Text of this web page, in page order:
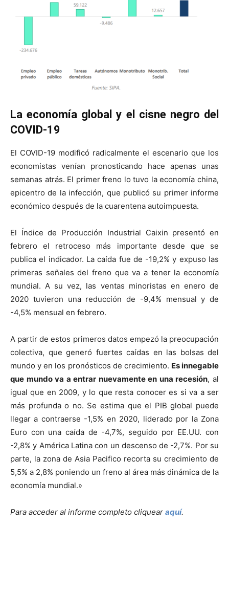
La economía global y el cisne negro del
COVID-19
El COVID-19 modificó radicalmente el escenario que los
economistas venían pronosticando hace apenas unas
semanas atrás. El primer freno lo tuvo la economía china,
epicentro de la infección, que publicó su primer informe
económico después de la cuarentena autoimpuesta.
El Índice de Producción Industrial Caixin presentó en
febrero el retroceso más importante desde que se
publica el indicador. La caída fue de -19,2% y expuso las
primeras señales del freno que va a tener la economía
mundial. A su vez, las ventas minoristas en enero de
2020 tuvieron una reducción de -9,4% mensual y de
-4,5% mensual en febrero.
A partir de estos primeros datos empezó la preocupación
colectiva, que generó fuertes caídas en las bolsas del
mundo y en los pronósticos de crecimiento. Es innegable
que mundo va a entrar nuevamente en una recesión, al
igual que en 2009, y lo que resta conocer es si va a ser
más profunda o no. Se estima que el PIB global puede
llegar a contraerse -1,5% en 2020, liderado por la Zona
Euro con una caída de -4,7%, seguido por EE.UU. con
-2,8% y América Latina con un descenso de -2,7%. Por su
parte, la zona de Asia Pacifico recorta su crecimiento de
5,5% a 2,8% poniendo un freno al área más dinámica de la
economía mundial.»
Para acceder al informe completo cliquear aquí.